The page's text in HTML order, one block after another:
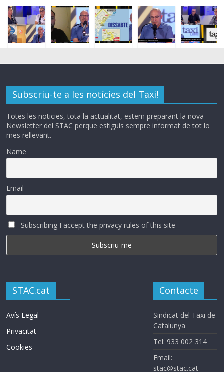
Subscriu-te a les notícies del Taxi!
Totes les noticies, tota la actualitat, estem preparant la nova
Newsletter del STAC perque estiguis sempre informat de tot lo
mes rellevant.
Name
Email
Subscribing I accept the privacy rules of this site
STAC.cat
Avís Legal
Privacitat
Cookies
Contacte
Sindicat del Taxi de
Catalunya
Tel: 933 002 314
Email:
stac@stac.cat